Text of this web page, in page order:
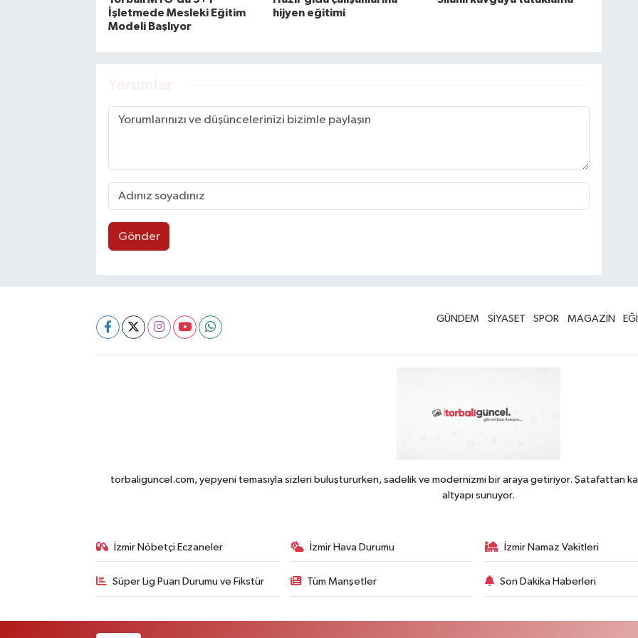
İşletmede Mesleki Eğitim
Modeli Başlıyor
hijyen eğitimi
Gönder
GÜNDEM SİYASET SPOR MAGAZİN
torbaliguncel.com, yepyeni temasıyla sizleri buluştururken, sadelik ve modernizmi bir araya getiriyor. Şatafattan
altyapı sunuyor.
İzmir Nöbetçi Eczaneler İzmir Hava Durumu İzmir Namaz Vakitleri
Süper Lig Puan Durumu ve Fikstür Tüm Manşetler Son Dakika Haberleri